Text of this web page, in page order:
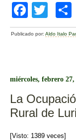
F
a
c
b
o
o
k
wi
tt
tir
Publicado por:Aldo Italo
miércoles, febrero 27,
La
Rural de
[Visto: 1389 veces]